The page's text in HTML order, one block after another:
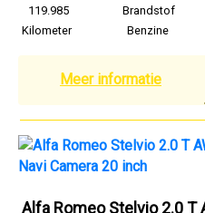
119.985
Kilometer
Brandstof
Benzine
Meer informatie
Alfa Romeo Stelvio 2.0 T